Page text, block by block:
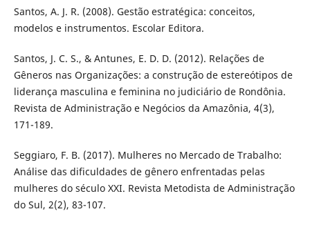
Santos, A. J. R. (2008). Gestão estratégica: conceitos,
modelos e instrumentos. Escolar Editora.
Santos, J. C. S., & Antunes, E. D. D. (2012). Relações de
Gêneros nas Organizações: a construção de estereótipos de
liderança masculina e feminina no judiciário de Rondônia.
Revista de Administração e Negócios da Amazônia, 4(3),
171-189.
Seggiaro, F. B. (2017). Mulheres no Mercado de Trabalho:
Análise das dificuldades de gênero enfrentadas pelas
mulheres do século XXI. Revista Metodista de Administração
do Sul, 2(2), 83-107.